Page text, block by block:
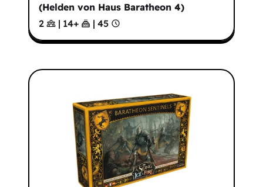
(Helden von Haus Baratheon 4)
2
| 14+ | 45